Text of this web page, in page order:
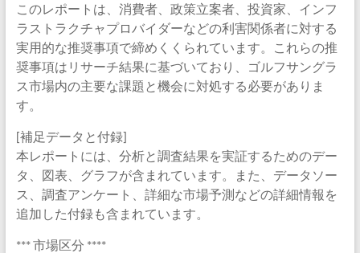
このレポートは、消費者、政策立案者、投資家、インフ
ラストラクチャプロバイダーなどの利害関係者に対する
実用的な推奨事項で締めくくられています。これらの推
奨事項はリサーチ結果に基づいており、ゴルフサングラ
ス市場内の主要な課題と機会に対処する必要がありま
す。
[補足データと付録]
本レポートには、分析と調査結果を実証するためのデー
タ、図表、グラフが含まれています。また、データソー
ス、調査アンケート、詳細な市場予測などの詳細情報を
追加した付録も含まれています。
*** 市場区分 ****